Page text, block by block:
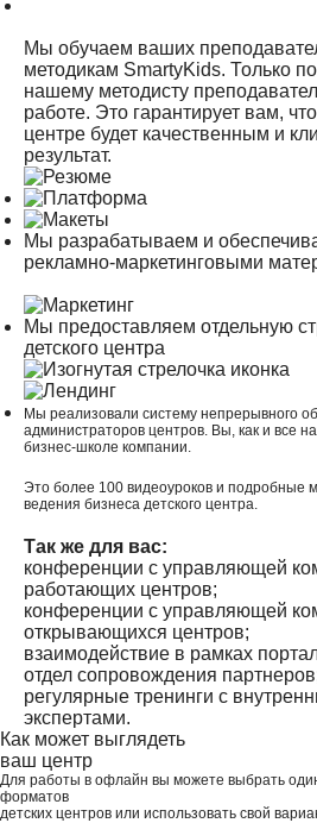
Мы обучаем ваших
методикам SmartyKids. Только
нашему методисту
работе. Это гарантирует вам,
центре будет качественным и
результат.
Мы разрабатываем и
рекламно-маркетинговыми
Мы предоставляем отдельную
детского центра
Мы реализовали систему непрерывного
администраторов центров. Вы, как и все
бизнес-школе компании.
Это более 100 видеоуроков и подробные
ведения бизнеса детского центра.
Так же для вас:
конференции с управляющей
работающих центров;
конференции с управляющей
открывающихся центров;
взаимодействие в рамках
отдел сопровождения
регулярные тренинги с
экспертами.
Как может выглядеть
ваш центр
Для работы в офлайн вы можете выбрать
форматов
детских центров или использовать свой